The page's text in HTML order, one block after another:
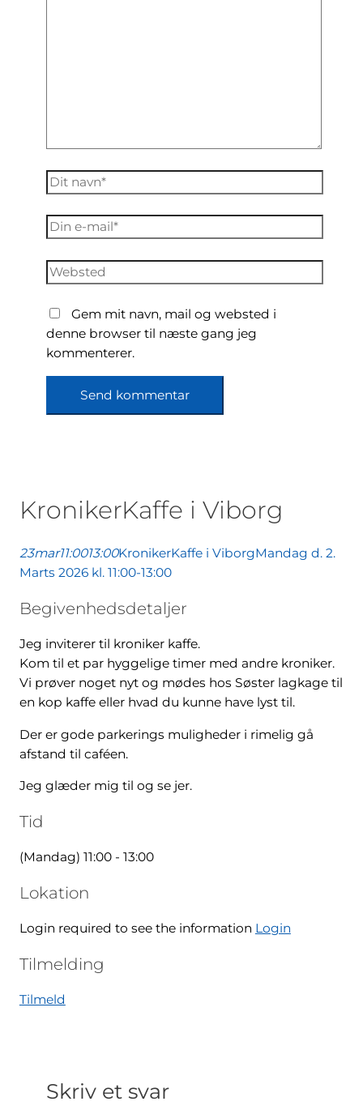
Dit
navn*
Din
e-
mail*
Websted
Gem mit navn, mail og websted i
denne browser til næste gang jeg
kommenterer.
KronikerKaffe i Viborg
23mar11:0013:00KronikerKaffe i ViborgMandag d. 2.
Marts 2026 kl. 11:00-13:00
Begivenhedsdetaljer
Jeg inviterer til kroniker kaffe.
Kom til et par hyggelige timer med andre kroniker.
Vi prøver noget nyt og mødes hos Søster lagkage til
en kop kaffe eller hvad du kunne have lyst til.
Der er gode parkerings muligheder i rimelig gå
afstand til caféen.
Jeg glæder mig til og se jer.
Tid
(Mandag) 11:00 - 13:00
Lokation
Login required to see the information Login
Tilmelding
Tilmeld
Skriv et svar